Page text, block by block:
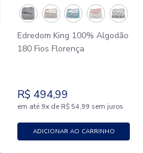
Edredom King 100% Algodão
180 Fios Florença
R$ 494,99
em até 9x de R$ 54,99 sem juros
ADICIONAR AO CARRINHO